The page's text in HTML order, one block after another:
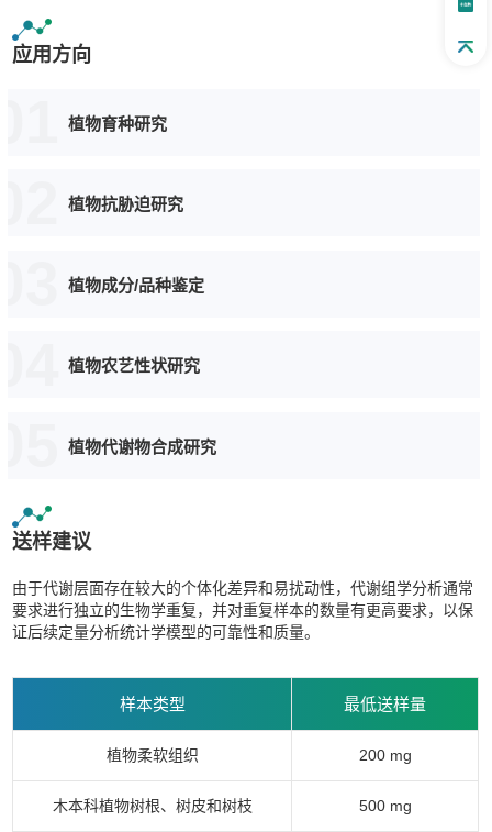
应用方向
植物育种研究
植物抗胁迫研究
植物成分/品种鉴定
植物农艺性状研究
植物代谢物合成研究
送样建议
由于代谢层面存在较大的个体化差异和易扰动性，代谢组学分析通常
要求进行独立的生物学重复，并对重复样本的数量有更高要求，以保
证后续定量分析统计学模型的可靠性和质量。
样本类型 最低送样量
植物柔软组织 200 mg
木本科植物树根、树皮和树枝 500 mg